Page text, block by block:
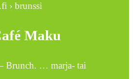
› brunssi
Maku
Brunch. … marja- tai